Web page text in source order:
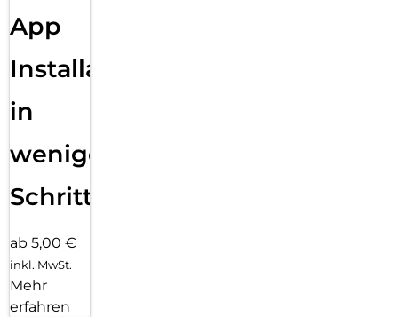
App
Installation
in
wenigen
Schritten
ab 5,00 €
inkl. MwSt.
Mehr
erfahren